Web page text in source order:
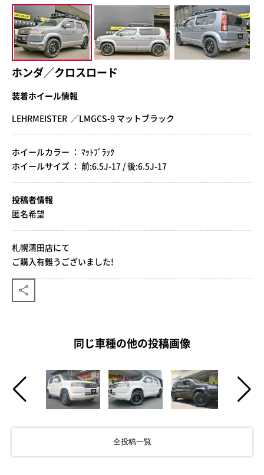
ホンダ／クロスロード
装着ホイール情報
LEHRMEISTER ／LMGCS-9 マットブラック
ホイールカラー ： ﾏｯﾄﾌﾞﾗｯｸ
ホイールサイズ ： 前:6.5J-17 / 後:6.5J-17
投稿者情報
匿名希望
札幌清田店にて
ご購入有難うございました!
同じ車種の他の投稿画像
全投稿一覧